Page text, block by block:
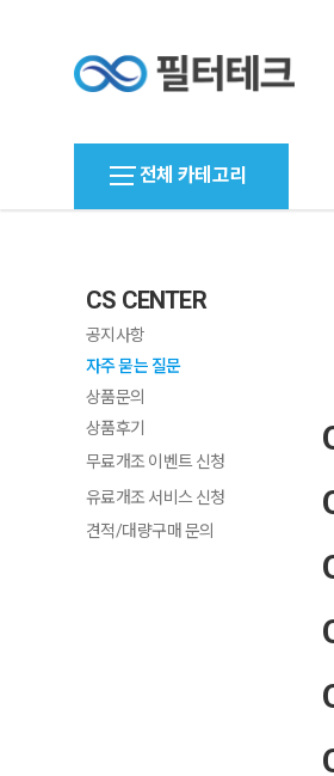
전체 카테고리
CS CENTER
공지사항
자주 묻는 질문
상품문의
상품후기
무료개조 이벤트 신청
유료개조 서비스 신청
견적/대량구매 문의